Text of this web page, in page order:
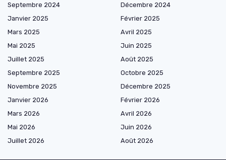
Septembre 2024
Décembre 2024
Janvier 2025
Février 2025
Mars 2025
Avril 2025
Mai 2025
Juin 2025
Juillet 2025
Août 2025
Septembre 2025
Octobre 2025
Novembre 2025
Décembre 2025
Janvier 2026
Février 2026
Mars 2026
Avril 2026
Mai 2026
Juin 2026
Juillet 2026
Août 2026